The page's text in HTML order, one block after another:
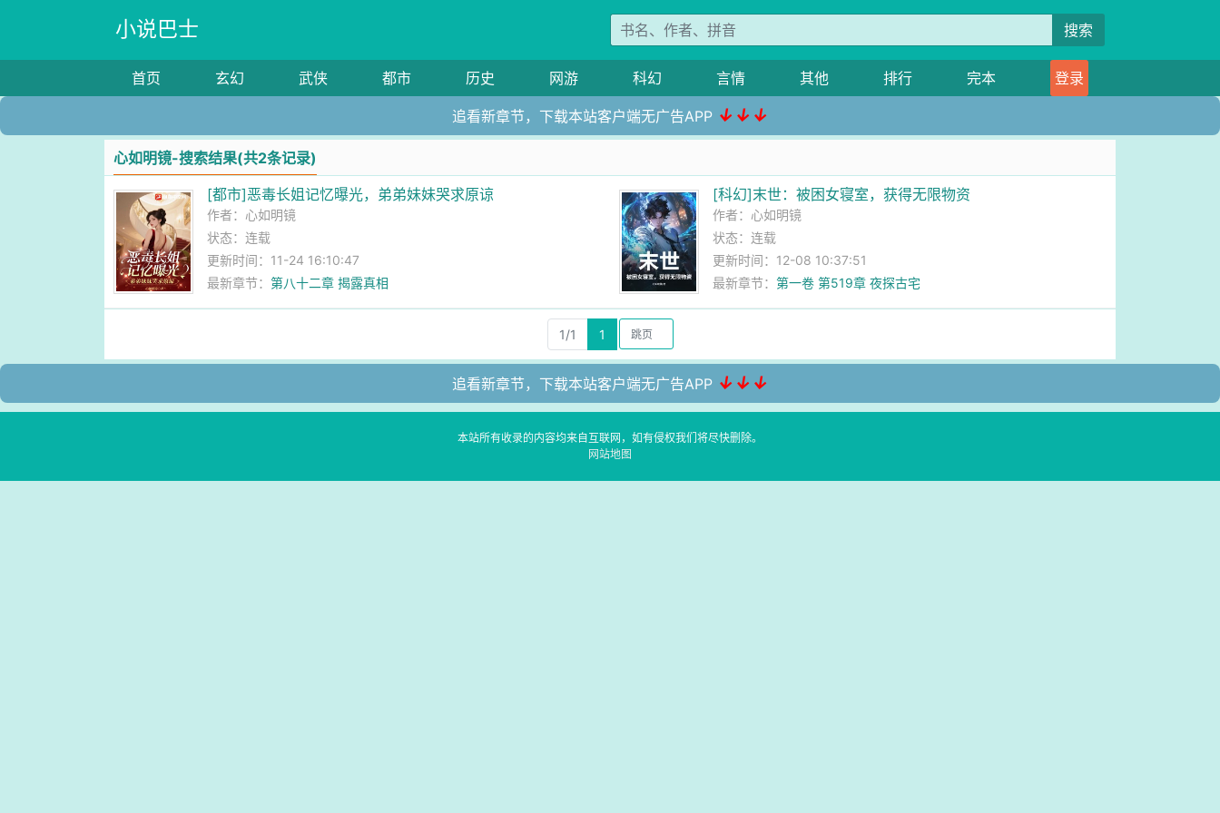
小说巴士 搜索
首页 玄幻 武侠 都市 历史 网游 科幻 言情 其他 排行 完本 登录
追看新章节，下载本站客户端无广告APP ↓↓↓
心如明镜-搜索结果(共2条记录)
[都市]恶毒长姐记忆曝光，弟弟妹妹哭求原谅
作者： 心如明镜
状态：连载
更新时间：11-24 16:10:47
最新章节：第八十二章 揭露真相
[科幻]末世：被困女寝室，获得无限物资
作者： 心如明镜
状态：连载
更新时间：12-08 10:37:51
最新章节： 第一卷 第519章 夜探古宅
1/1 1
追看新章节，下载本站客户端无广告APP ↓↓↓
本站所有收录的内容均来自互联网，如有侵权我们将尽快删除。
网站地图